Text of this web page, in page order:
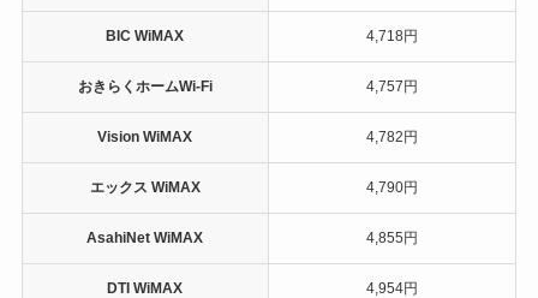
BIC WiMAX 4,718円
おきらくホームWi-Fi 4,757円
Vision WiMAX 4,782円
エックス WiMAX 4,790円
AsahiNet WiMAX 4,855円
DTI WiMAX 4,954円